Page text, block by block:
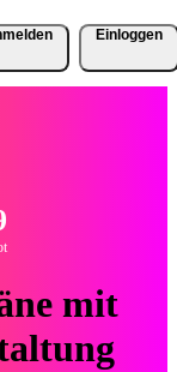
Einloggen
mit